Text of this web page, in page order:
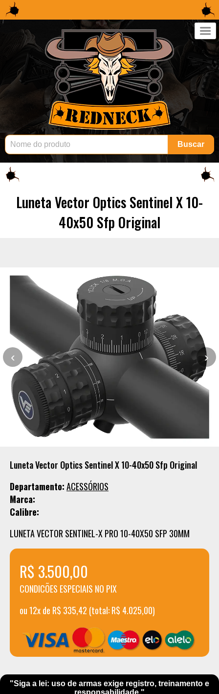
×
Buscar
Luneta Vector Optics Sentinel X 10-
40x50 Sfp Original
‹ ›
Luneta Vector Optics Sentinel X 10-40x50 Sfp Original
Departamento:ACESSÓRIOS
Marca:
Calibre:
LUNETA VECTOR SENTINEL-X PRO 10-40X50 SFP 30MM
R$ 3.500,00
CONDICÕES ESPECIAIS NO PIX
ou 12x de R$ 335,42 (total: R$ 4.025,00)
"Siga a lei: uso de armas exige registro, treinamento e
responsabilidade."